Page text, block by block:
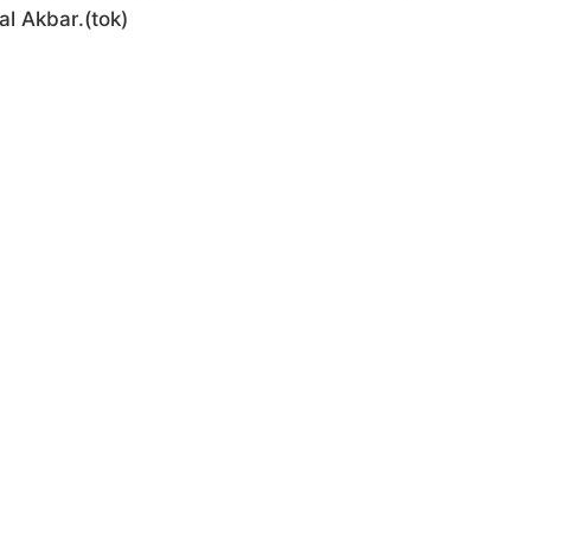
Akbar.(tok)